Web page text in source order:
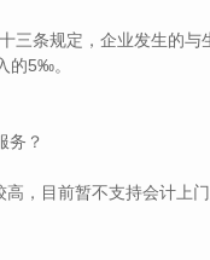
条规定，企业发生的与
的5‰。
务？
，目前暂不支持会计上门